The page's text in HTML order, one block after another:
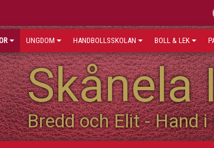
UNGDOM HANDBOLLSSKOLAN BOLL & LEK
Skånela
Bredd och Elit - Hand i